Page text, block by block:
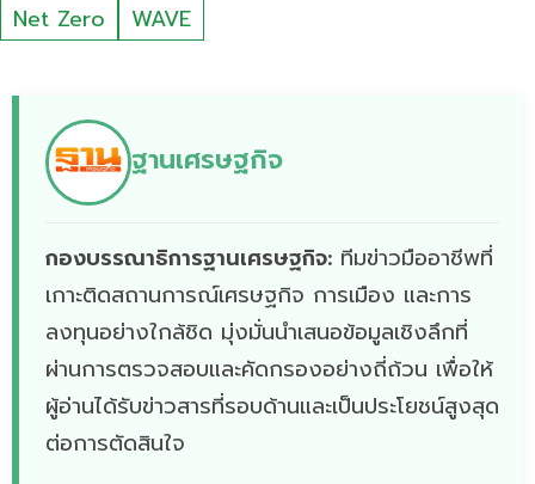
Net Zero
WAVE
ฐานเศรษฐกิจ
กองบรรณาธิการฐานเศรษฐกิจ: ทีมข่าวมืออาชีพที่
เกาะติดสถานการณ์เศรษฐกิจ การเมือง และการ
ลงทุนอย่างใกล้ชิด มุ่งมั่นนำเสนอข้อมูลเชิงลึกที่
ผ่านการตรวจสอบและคัดกรองอย่างถี่ถ้วน เพื่อให้
ผู้อ่านได้รับข่าวสารที่รอบด้านและเป็นประโยชน์สูงสุด
ต่อการตัดสินใจ